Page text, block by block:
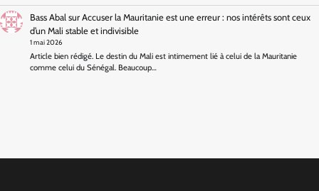
Bass Abalsur Accuser la Mauritanie est une erreur : nos intérêts sont ceux
d’un Mali stable et indivisible
1 mai 2026
Article bien rédigé. Le destin du Mali est intimement lié à celui de la Mauritanie
comme celui du Sénégal. Beaucoup…